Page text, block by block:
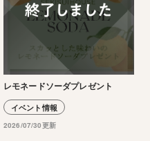
アカウント登録
レモネードソーダプレゼント
イベント情報
2026/07/30更新